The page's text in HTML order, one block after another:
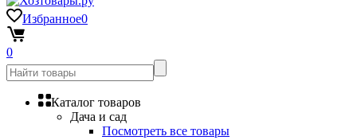
Избранное0
0
Каталог товаров
Дача и сад
Посмотреть все товары